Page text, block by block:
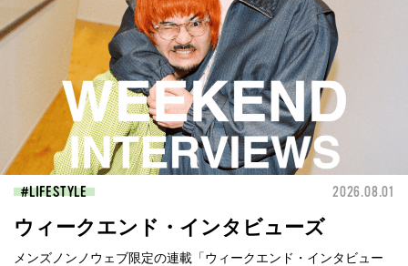
LIFESTYLE 2026.08.01
ウィークエンド・インタビューズ
メンズノンノウェブ限定の連載「ウィークエンド・インタビュー